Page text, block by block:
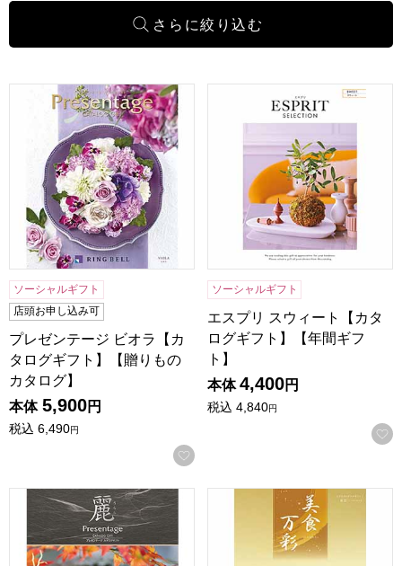
プレゼンテージ ビオラ【カタログギフト】【贈りものカタ
ソーシャルギフト
店頭お申し込み可
プレゼンテージ ビオラ【カ
タログギフト】【贈りもの
カタログ】
本体 5,900円
税込 6,490円
お気に入りに登録する
エスプリ スウィート【カタ
ソーシャルギフト
エスプリ スウィート【カタ
ログギフト】【年間ギフ
ト】
本体 4,400円
税込 4,840円
プレゼンテージ麗 流水(リュウスイ)【カタログギフト】【贈
美食万彩 紅碧(べにみどり)